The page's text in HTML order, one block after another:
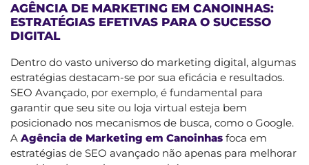
AGÊNCIA DE MARKETING EM CANOINHAS:
ESTRATÉGIAS EFETIVAS PARA O SUCESSO
DIGITAL
Dentro do vasto universo do marketing digital, algumas
estratégias destacam-se por sua eficácia e resultados.
SEO Avançado, por exemplo, é fundamental para
garantir que seu site ou loja virtual esteja bem
posicionado nos mecanismos de busca, como o Google.
A Agência de Marketing em Canoinhas foca em
estratégias de SEO avançado não apenas para melhorar